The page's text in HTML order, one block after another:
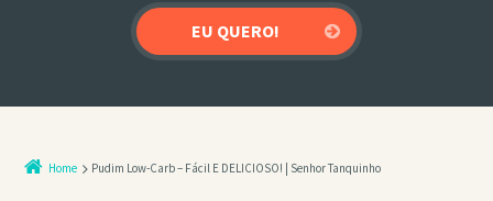
Home Pudim Low-Carb – Fácil E DELICIOSO! | Senhor Tanquinho